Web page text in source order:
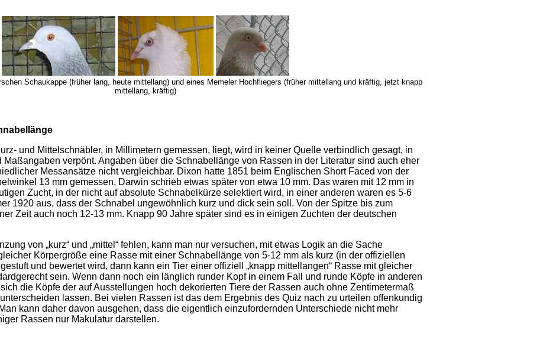
Schaukappe (früher lang, heute mittellang) und eines Memeler Hochfliegers (früher mittellang und kräftig, jetzt knapp
mittellang, kräftig)
und Mittelschnäbler, in Millimetern gemessen, liegt, wird in keiner Quelle verbindlich gesagt, in
verpönt. Angaben über die Schnabellänge von Rassen in der Literatur sind auch eher
Messansätze nicht vergleichbar. Dixon hatte 1851 beim Englischen Short Faced von der
13 mm gemessen, Darwin schrieb etwas später von etwa 10 mm. Das waren mit 12 mm in
Zucht, in der nicht auf absolute Schnabelkürze selektiert wird, in einer anderen waren es 5-6
1920 aus, dass der Schnabel ungewöhnlich kurz und dick sein soll. Von der Spitze bis zum
Zeit auch noch 12-13 mm. Knapp 90 Jahre später sind es in einigen Zuchten der deutschen
von „kurz“ und „mittel“ fehlen, kann man nur versuchen, mit etwas Logik an die Sache
Körpergröße eine Rasse mit einer Schnabellänge von 5-12 mm als kurz (in der offiziellen
und bewertet wird, dann kann ein Tier einer offiziell „knapp mittellangen“ Rasse mit gleicher
sein. Wenn dann noch ein länglich runder Kopf in einem Fall und runde Köpfe in anderen
die Köpfe der auf Ausstellungen hoch dekorierten Tiere der Rassen auch ohne Zentimetermaß
lassen. Bei vielen Rassen ist das dem Ergebnis des Quiz nach zu urteilen offenkundig
kann daher davon ausgehen, dass die eigentlich einzufordernden Unterschiede nicht mehr
Rassen nur Makulatur darstellen.